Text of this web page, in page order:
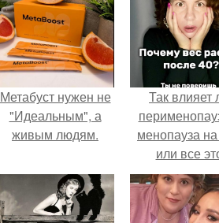
Метабуст нужен не
"Идеальным", а
живым людям.
Так влияет
менопауза
или все
ерунда?